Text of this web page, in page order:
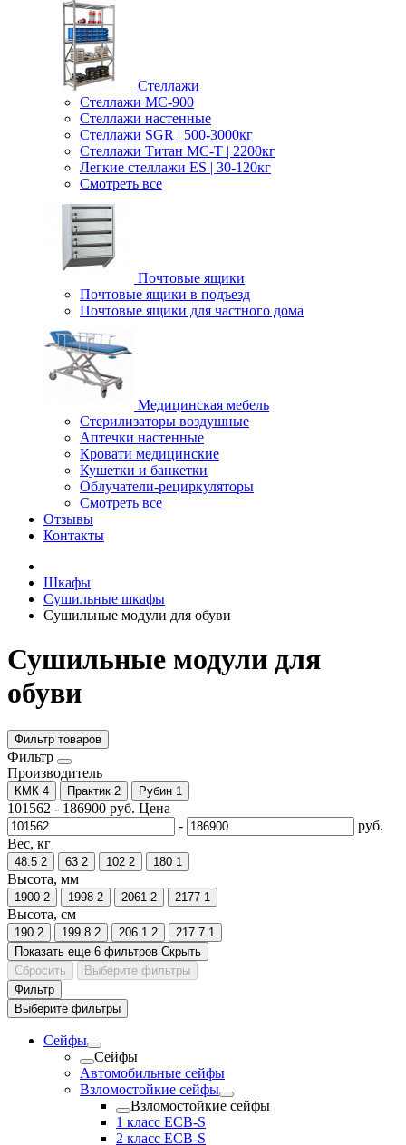
Стеллажи
Стеллажи МС-900
Стеллажи настенные
Cтеллажи SGR | 500-3000кг
Cтеллажи Титан МС-Т | 2200кг
Легкие стеллажи ES | 30-120кг
Смотреть все
Почтовые ящики
Почтовые ящики в подъезд
Почтовые ящики для частного дома
Медицинская мебель
Стерилизаторы воздушные
Аптечки настенные
Кровати медицинские
Кушетки и банкетки
Облучатели-рециркуляторы
Смотреть все
Отзывы
Контакты
Шкафы
Cушильные шкафы
Сушильные модули для обуви
Сушильные модули для
обуви
Фильтр товаров
Фильтр
Производитель
КМК 4 Практик 2 Рубин 1
101562 - 186900 руб. Цена
-
руб.
Вес, кг
48.5 2 63 2 102 2 180 1
Высота, мм
1900 2 1998 2 2061 2 2177 1
Высота, см
190 2 199.8 2 206.1 2 217.7 1
Показать еще 6 фильтров Скрыть
Сбросить
Выберите фильтры
Фильтр
Выберите фильтры
Сейфы
Сейфы
Автомобильные сейфы
Взломостойкие сейфы
Взломостойкие сейфы
1 класс ECB-S
2 класс ECB-S